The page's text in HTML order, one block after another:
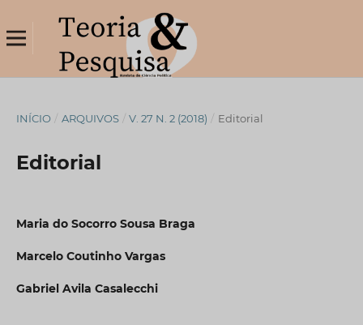
INÍCIO / ARQUIVOS / V. 27 N. 2 (2018) / Editorial
Editorial
Maria do Socorro Sousa Braga
Marcelo Coutinho Vargas
Gabriel Avila Casalecchi